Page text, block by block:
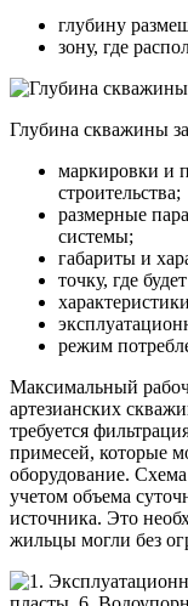
глубину
зону, где
Глубина скважины
маркировки и
строительства;
размерные
системы;
габариты и
точку, где
режим
Максимальный
артезианских
требуется
примесей, которые
оборудование.
учетом объема
источника. Это
жильцы могли без